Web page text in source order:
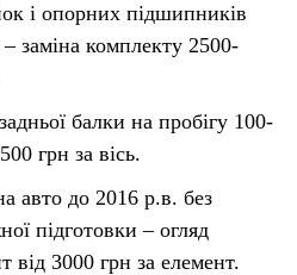
і опорних підшипників
заміна комплекту 2500-
балки на пробігу 100-
грн за вісь.
авто до 2016 р.в. без
підготовки – огляд
від 3000 грн за елемент.